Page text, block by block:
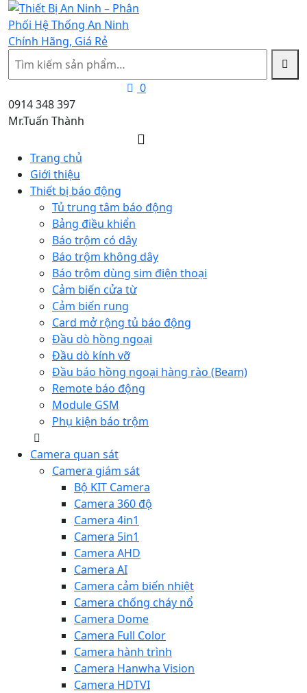
Tìm
kiếm
0
0914 348 397
Mr.Tuấn Thành
Trang chủ
Giới thiệu
Thiết bị báo động
Tủ trung tâm báo động
Bảng điều khiển
Báo trộm có dây
Báo trộm không dây
Báo trộm dùng sim điện thoại
Cảm biến cửa từ
Cảm biến rung
Card mở rộng tủ báo động
Đầu dò hồng ngoại
Đầu dò kính vỡ
Đầu báo hồng ngoại hàng rào (Beam)
Remote báo động
Module GSM
Phụ kiện báo trộm
Camera quan sát
Camera giám sát
Bộ KIT Camera
Camera 360 độ
Camera 4in1
Camera 5in1
Camera AHD
Camera AI
Camera cảm biến nhiệt
Camera chống cháy nổ
Camera Dome
Camera Full Color
Camera hành trình
Camera Hanwha Vision
Camera HDTVI